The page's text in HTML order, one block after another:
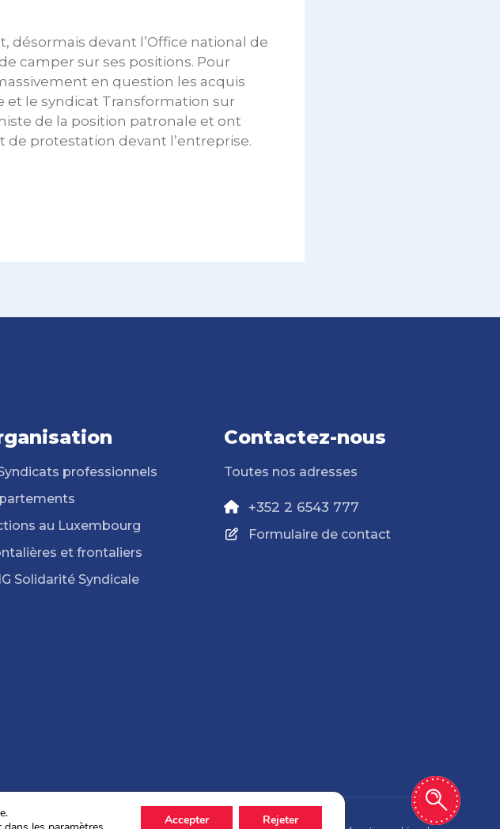
désormais devant l’Office national de
camper sur ses positions. Pour
en question les acquis
et le syndicat Transformation sur
de la position patronale et ont
de protestation devant l’entreprise.
professionnels
au Luxembourg
et frontaliers
Solidarité Syndicale
Contactez-nous
Toutes nos adresses
+352 2 6543 777
Formulaire de contact
Accepter Rejeter